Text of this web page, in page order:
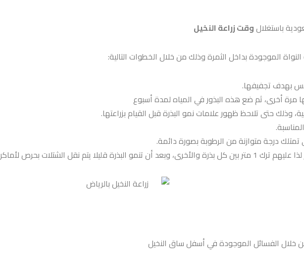
باستغلالوقت زراعة النخيل
الموجودة بداخل الثمرة وذلك من خلال الخطوات التالية:
بهدف تجفيفها.
مرة أخرى، ثم ضع هذه البذور في المياه لمدة أسبوع
حتى تلاحظ ظهور علامات نمو البذرة قبل القيام بزراعتها.
درجة متوازنة من الرطوبة بصورة دائمة.
بحرص لأماكن النمو الدائمة.
خلال الفسائل الموجودة في أسفل ساق النخيل